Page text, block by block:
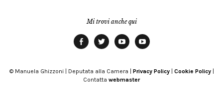
Mi trovi anche qui
Modena
© Manuela Ghizzoni | Deputata alla Camera | Privacy Policy| Cookie Policy|
Contatta webmaster